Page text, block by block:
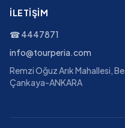
İLETIŞIM
☎4447871
info@tourperia.com
Remzi Oğuz Arık Mahallesi,
Çankaya-ANKARA